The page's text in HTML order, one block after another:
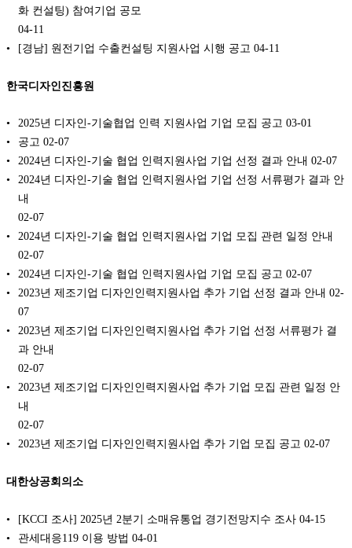
화 컨설팅) 참여기업 공모
04-11
[경남] 원전기업 수출컨설팅 지원사업 시행 공고 04-11
한국디자인진흥원
2025년 디자인-기술협업 인력 지원사업 기업 모집 공고 03-01
공고 02-07
2024년 디자인-기술 협업 인력지원사업 기업 선정 결과 안내 02-07
2024년 디자인-기술 협업 인력지원사업 기업 선정 서류평가 결과 안
내
02-07
2024년 디자인-기술 협업 인력지원사업 기업 모집 관련 일정 안내
02-07
2024년 디자인-기술 협업 인력지원사업 기업 모집 공고 02-07
2023년 제조기업 디자인인력지원사업 추가 기업 선정 결과 안내 02-
07
2023년 제조기업 디자인인력지원사업 추가 기업 선정 서류평가 결
과 안내
02-07
2023년 제조기업 디자인인력지원사업 추가 기업 모집 관련 일정 안
내
02-07
2023년 제조기업 디자인인력지원사업 추가 기업 모집 공고 02-07
대한상공회의소
[KCCI 조사] 2025년 2분기 소매유통업 경기전망지수 조사 04-15
관세대응119 이용 방법 04-01